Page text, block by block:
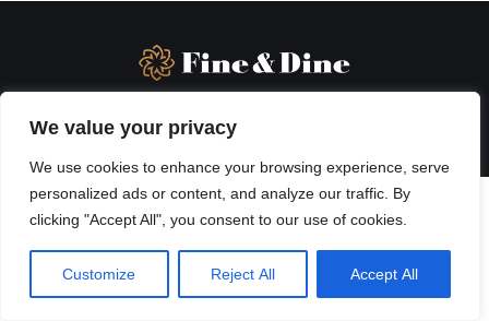
We value your privacy
We use cookies to enhance your browsing experience, serve
personalized ads or content, and analyze our traffic. By
clicking "Accept All", you consent to our use of cookies.
Customize Reject All Accept All